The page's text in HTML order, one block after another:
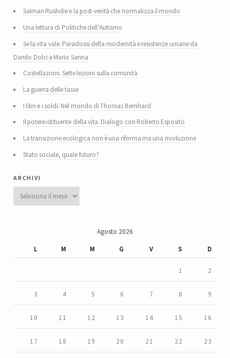
Salman Rushdie e la post-verità che normalizza il mondo
Una lettura di Politiche dell’Autismo
Se la vita vale. Paradossi della modernità e resistenze umane da
Danilo Dolci a Mario Sanna
Costellazioni. Sette lezioni sulla comunità
La guerra delle tasse
I libri e i soldi. Nel mondo di Thomas Bernhard
Il potere istituente della vita. Dialogo con Roberto Esposito
La transizione ecologica non è una riforma ma una rivoluzione
Stato sociale, quale futuro?
archivi
Archivi
Agosto 2026
L
M M G V S D
1 2
3 4 5 6 7 8 9
10 11 12 13 14 15 16
17 18 19 20 21 22 23